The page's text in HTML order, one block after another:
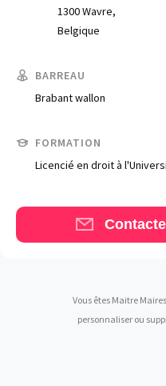
Qui
1300 Wavre,
Belgique
BARREAU
Brabant wallon
FORMATION
Licencié en droit à
Vous êtes Maitre
personnaliser ou